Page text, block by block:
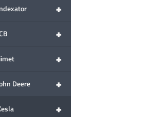
+
+
+
+
Deere
+